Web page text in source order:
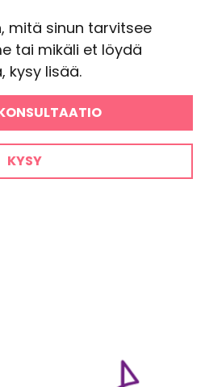
mitä sinun tarvitsee
tai mikäli et löydä
kysy lisää.
KYSY